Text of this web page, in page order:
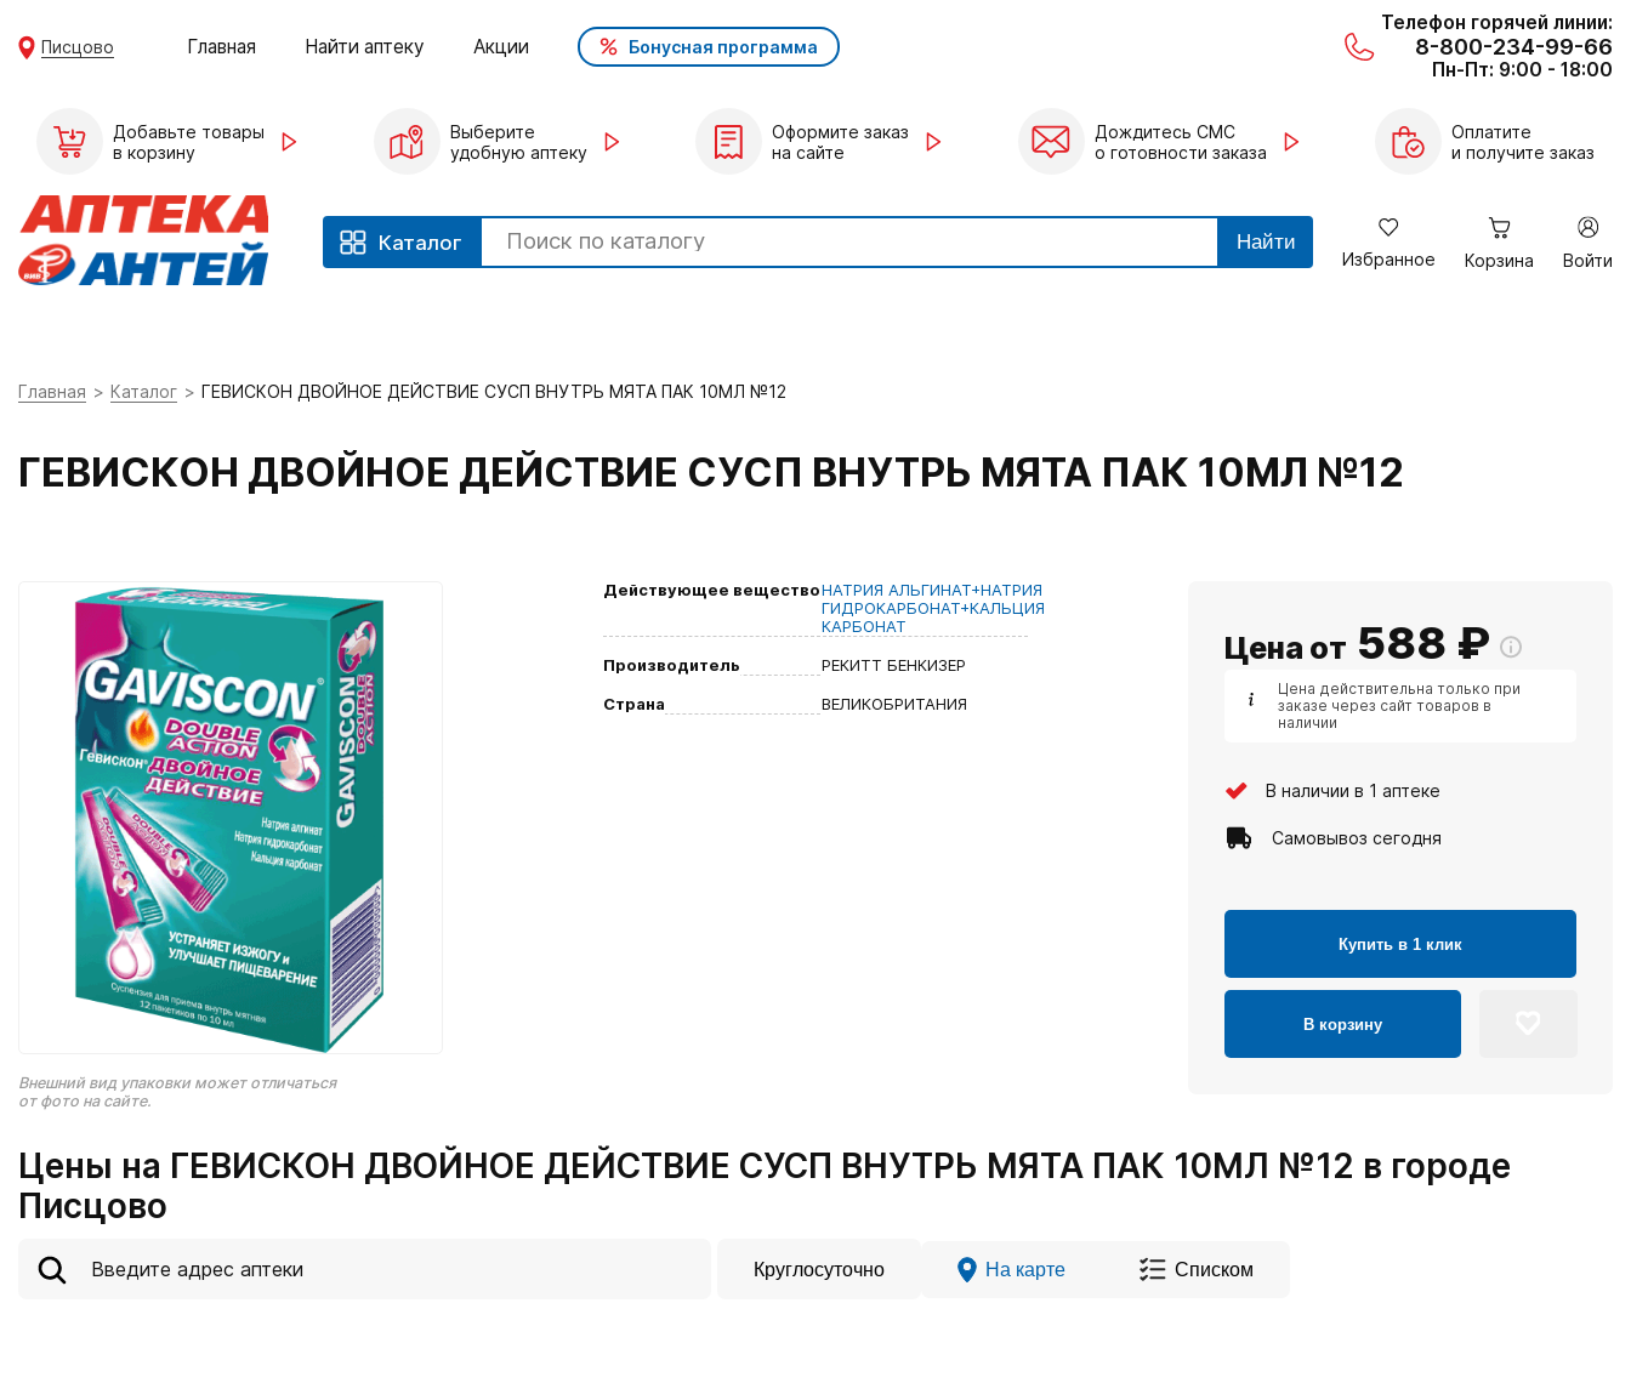
Писцово Главная Найти аптеку Акции Бонусная программа
Телефон горячей линии:
8-800-234-99-66
Пн-Пт: 9:00 - 18:00
Добавьте товары
в корзину
Выберите
удобную аптеку
Оформите заказ
на сайте
Дождитесь СМС
о готовности заказа
Оплатите
и получите заказ
Каталог Найти
Избранное Корзина Войти
Главная Каталог ГЕВИСКОН ДВОЙНОЕ ДЕЙСТВИЕ СУСП ВНУТРЬ МЯТА ПАК 10МЛ №12
ГЕВИСКОН ДВОЙНОЕ ДЕЙСТВИЕ СУСП ВНУТРЬ МЯТА ПАК 10МЛ №12
Внешний вид упаковки может отличаться
от фото на сайте.
Действующее веществоНАТРИЯ АЛЬГИНАТ+НАТРИЯ
ГИДРОКАРБОНАТ+КАЛЬЦИЯ
КАРБОНАТ
Производитель
РЕКИТТ БЕНКИЗЕР
Страна
ВЕЛИКОБРИТАНИЯ
Цена от 588 ₽
Цена действительна только при
заказе через сайт товаров в
наличии
В наличии в 1 аптеке
Самовывоз сегодня
Купить в 1 клик
В корзину
Цены на ГЕВИСКОН ДВОЙНОЕ ДЕЙСТВИЕ СУСП ВНУТРЬ МЯТА ПАК 10МЛ №12 в городе
Писцово
Круглосуточно На карте Списком